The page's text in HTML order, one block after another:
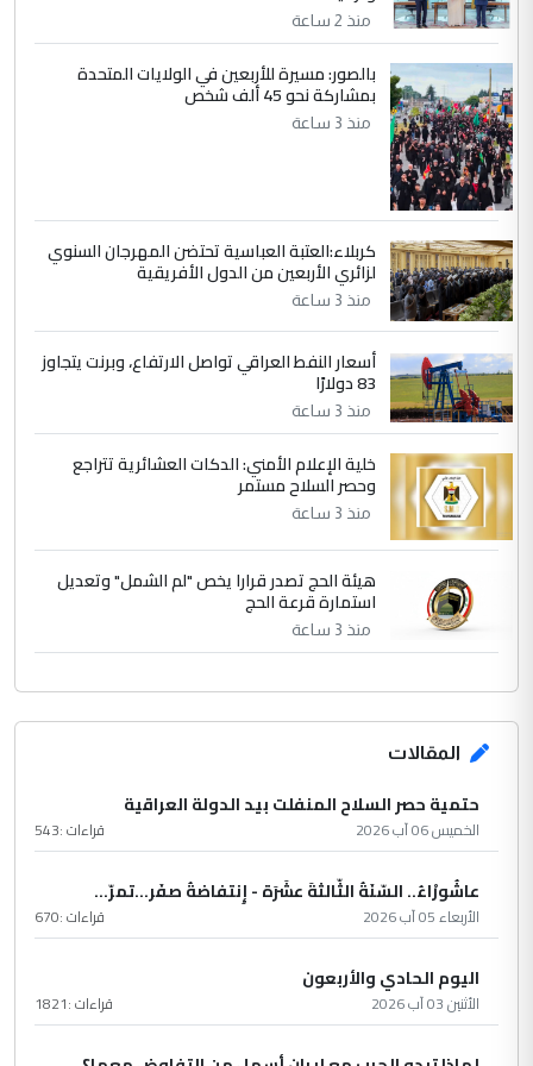
مضجعيك يابن الزنا (نص كامل)
5 سردار
التعليق : واحد من عصابة علي ماما يسقط
جنسية الرافد الثالث للعراق ومن اصول عريقة
ابا فرات ...
الموضوع :الجواهري يرد على صدام حسين سل
مضجعيك يابن الزنا (نص كامل)
منذ 2 ساعة
بالصور: مسيرة للأربعين في الولايات المتحدة
بمشاركة نحو 45 ألف شخص
منذ 3 ساعة
كربلاء:العتبة العباسية تحتضن المهرجان السنوي
لزائري الأربعين من الدول الأفريقية
منذ 3 ساعة
أسعار النفط العراقي تواصل الارتفاع، وبرنت يتجاوز
83 دولارًا
منذ 3 ساعة
خلية الإعلام الأمني: الدكات العشائرية تتراجع
وحصر السلاح مستمر
منذ 3 ساعة
هيئة الحج تصدر قرارا يخص "لم الشمل" وتعديل
استمارة قرعة الحج
منذ 3 ساعة
المقالات
حتمية حصر السلاح المنفلت بيد الدولة العراقية
الخميس 06 آب 2026 قراءات :543
عاشُورْاءُ.. السّنَةُ الثّالثةَ عشَرَة - إِنتفاضةُ صفَر…تمرّ...
الأربعاء 05 آب 2026 قراءات :670
اليوم الحادي والأربعون
الأثنين 03 آب 2026 قراءات :1821